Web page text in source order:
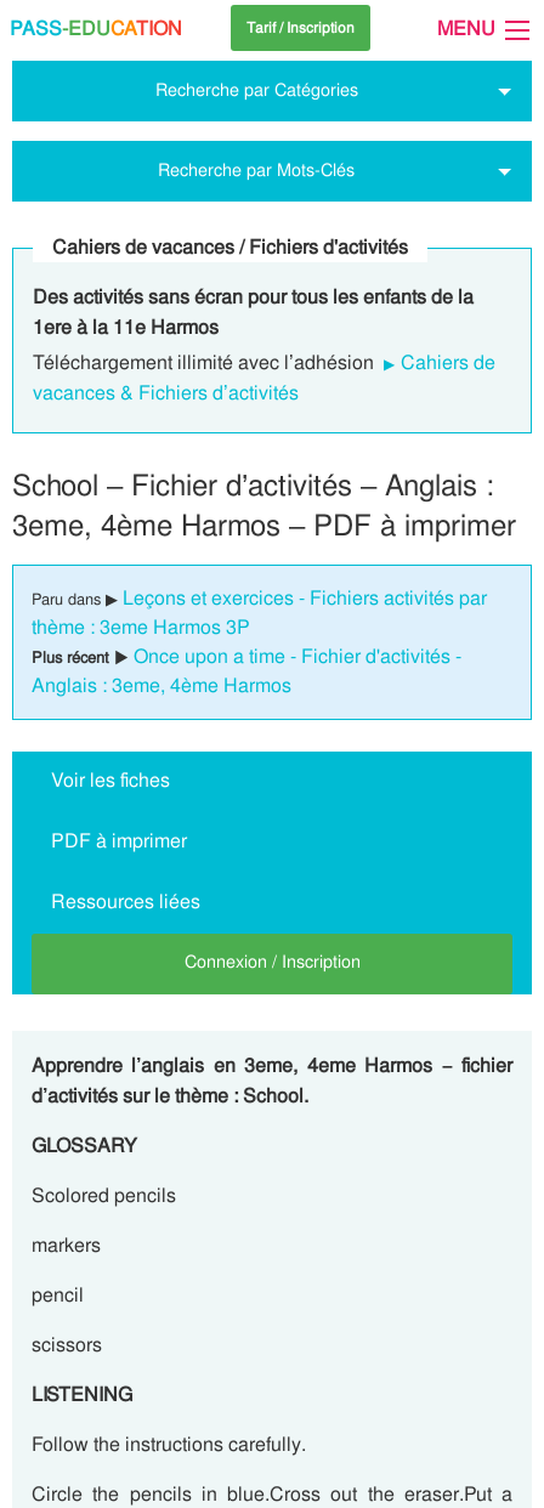
PASS-EDUCATION Tarif / Inscription MENU
Recherche par Catégories
Recherche par Mots-Clés
Cahiers de vacances / Fichiers d'activités
Des activités sans écran pour tous les enfants de la
1ere à la 11e Harmos
Téléchargement illimité avec l’adhésion
Cahiers de
vacances & Fichiers d’activités
School – Fichier d’activités – Anglais :
3eme, 4ème Harmos – PDF à imprimer
Paru dans ▶ Leçons et exercices - Fichiers activités par
thème : 3eme Harmos 3P
Plus récent ▶ Once upon a time - Fichier d'activités -
Anglais : 3eme, 4ème Harmos
Voir les fiches
PDF à imprimer
Ressources liées
Connexion / Inscription
Apprendre l’anglais en 3eme, 4eme Harmos – fichier
d’activités sur le thème : School.
GLOSSARY
Scolored pencils
markers
pencil
scissors
LISTENING
Follow the instructions carefully.
Circle the pencils in blue.Cross out the eraser.Put a